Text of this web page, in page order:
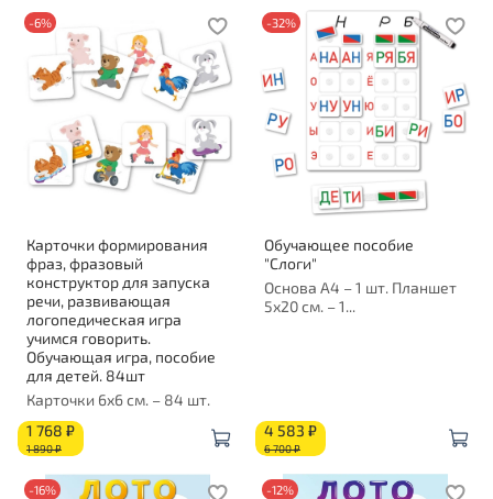
-6%
Карточки формирования
фраз, фразовый
конструктор для запуска
речи, развивающая
логопедическая игра
учимся говорить.
Обучающая игра, пособие
для детей. 84шт
Карточки 6х6 см. – 84 шт.
1 768 ₽
1 890 ₽
-32%
Обучающее пособие
"Слоги"
Основа А4 – 1 шт. Планшет
5х20 см. – 1...
4 583 ₽
6 700 ₽
-16% -12%